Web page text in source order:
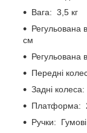
Вага: 3,5 кг
Регульована
см
Регульована
Передні
Задні
Платформа:
Ручки: Гумові